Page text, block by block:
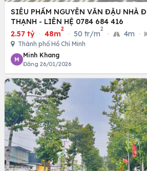
SIÊU PHẨM NGUYỄN VĂN ĐẬU NHÀ
THẠNH - LIÊN HỆ 0784 684 416
2.57 tỷ · 48m
2
· 50 tr/m
2
· 4m ·
Thành phố Hồ Chí Minh
M
Minh Khang
Đăng 26/01/2026